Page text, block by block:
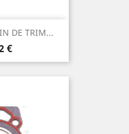
DE TRIM...
€